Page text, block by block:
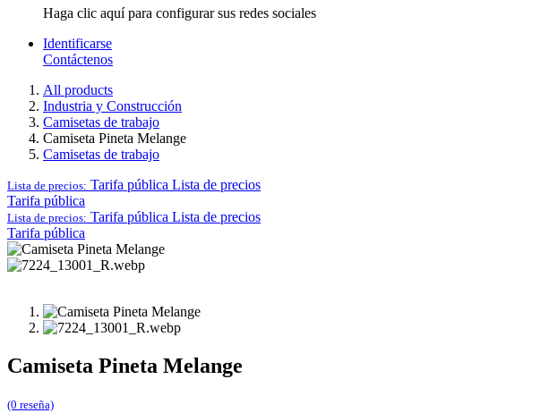
Haga clic aquí para configurar sus redes sociales
Identificarse
Contáctenos
All products
Industria y Construcción
Camisetas de trabajo
Camiseta Pineta Melange
Camisetas de trabajo
Lista de precios: Tarifa pública Lista de precios
Tarifa pública
Lista de precios: Tarifa pública Lista de precios
Tarifa pública
Camiseta Pineta Melange
(0 reseña)